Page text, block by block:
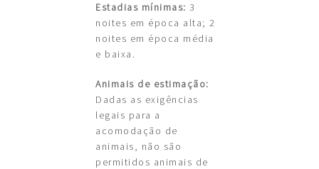
Estadias mínimas: 3
noites em época alta; 2
noites em época média
e baixa.
Animais de estimação:
Dadas as exigências
legais para a
acomodação de
animais, não são
permitidos animais de